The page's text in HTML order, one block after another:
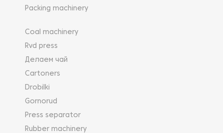
Packing machinery
Coal machinery
Rvd press
Делаем чай
Cartoners
Drobilki
Gornorud
Press separator
Rubber machinery